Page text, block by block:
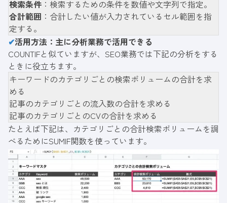
検索条件 ：検索するための条件を数値や文字列で指定。
合計範囲 ：合計したい値が入力されているセル範囲を指
定する。
✔活用方法：主に分析業務で活用できる
COUNTIFと似ていますが、SEO業務では下記の分析をする
ときに役立ちます。
キーワードのカテゴリごとの検索ボリュームの合計を求
める
記事のカテゴリごとの流入数の合計を求める
記事のカテゴリごとのCVの合計を求める
たとえば下記は、カテゴリごとの合計検索ボリュームを調
べるためにSUMIF関数を使っています。